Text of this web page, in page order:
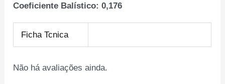
Coeficiente Balístico:0,176
Ficha Tcnica
Não há avaliações ainda.